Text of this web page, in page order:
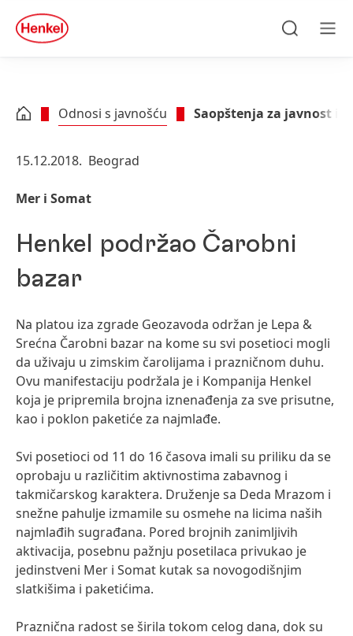
Skip to footer
quick
search
Odnosi s javnošću Saopštenja za javnost i
15.12.2018. Beograd
Mer i Somat
Henkel podržao Čarobni
bazar
Na platou iza zgrade Geozavoda održan je Lepa &
Srećna Čarobni bazar na kome su svi posetioci mogli
da uživaju u zimskim čarolijama i prazničnom duhu.
Ovu manifestaciju podržala je i Kompanija Henkel
koja je pripremila brojna iznenađenja za sve prisutne,
kao i poklon paketiće za najmlađe.
Svi posetioci od 11 do 16 časova imali su priliku da se
oprobaju u različitim aktivnostima zabavnog i
takmičarskog karaktera. Druženje sa Deda Mrazom i
snežne pahulje izmamile su osmehe na licima naših
najmlađih sugrađana. Pored brojnih zanimljivih
aktivacija, posebnu pažnju posetilaca privukao je
jedinstveni Mer i Somat kutak sa novogodišnjim
slatkišima i paketićima.
Praznična radost se širila tokom celog dana, dok su